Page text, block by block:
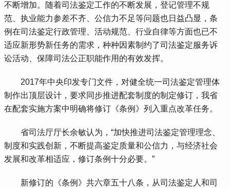
不断增加。随着司法鉴定工作的不断发展，登记管理不规
范、执业能力参差不齐、公信力不足等问题也日益凸显，条
例在司法鉴定行政管理、活动规范、行业自律等方面也已不
适应新形势新任务的需求，种种因素制约了司法鉴定服务诉
讼活动、保障司法公正职能作用的有效发挥。
2017年中央印发专门文件，对健全统一司法鉴定管理体
制作出顶层设计，要求同步推进配套制度的制定修订，我省
在配套实施方案中明确将修订《条例》列入重点改革任务。
省司法厅厅长余敏认为，“加快推进司法鉴定管理理念、
制度和实践创新，不断提高鉴定质量和公信力，与经济社会
发展和改革相适应，修订条例十分必要。”
新修订的《条例》共六章五十八条，从司法鉴定人和司